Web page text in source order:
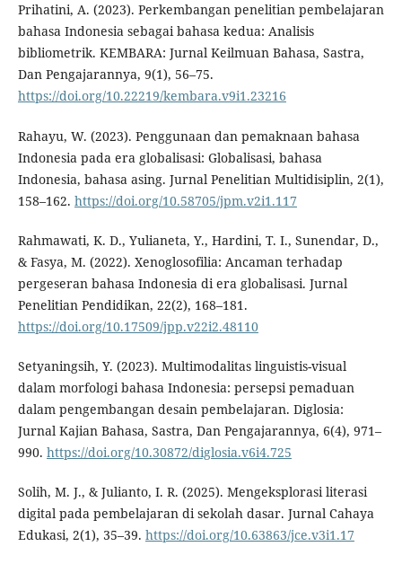
Prihatini, A. (2023). Perkembangan penelitian pembelajaran
bahasa Indonesia sebagai bahasa kedua: Analisis
bibliometrik. KEMBARA: Jurnal Keilmuan Bahasa, Sastra,
Dan Pengajarannya, 9(1), 56–75.
https://doi.org/10.22219/kembara.v9i1.23216
Rahayu, W. (2023). Penggunaan dan pemaknaan bahasa
Indonesia pada era globalisasi: Globalisasi, bahasa
Indonesia, bahasa asing. Jurnal Penelitian Multidisiplin, 2(1),
158–162. https://doi.org/10.58705/jpm.v2i1.117
Rahmawati, K. D., Yulianeta, Y., Hardini, T. I., Sunendar, D.,
& Fasya, M. (2022). Xenoglosofilia: Ancaman terhadap
pergeseran bahasa Indonesia di era globalisasi. Jurnal
Penelitian Pendidikan, 22(2), 168–181.
https://doi.org/10.17509/jpp.v22i2.48110
Setyaningsih, Y. (2023). Multimodalitas linguistis-visual
dalam morfologi bahasa Indonesia: persepsi pemaduan
dalam pengembangan desain pembelajaran. Diglosia:
Jurnal Kajian Bahasa, Sastra, Dan Pengajarannya, 6(4), 971–
990. https://doi.org/10.30872/diglosia.v6i4.725
Solih, M. J., & Julianto, I. R. (2025). Mengeksplorasi literasi
digital pada pembelajaran di sekolah dasar. Jurnal Cahaya
Edukasi, 2(1), 35–39. https://doi.org/10.63863/jce.v3i1.17